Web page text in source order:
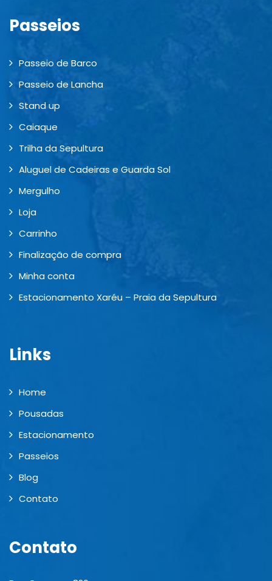
Passeios
Passeio de Barco
Passeio de Lancha
Stand up
Caiaque
Trilha da Sepultura
Aluguel de Cadeiras e Guarda Sol
Mergulho
Loja
Carrinho
Finalização de compra
Minha conta
Estacionamento Xaréu – Praia da Sepultura
Links
Home
Pousadas
Estacionamento
Passeios
Blog
Contato
Contato